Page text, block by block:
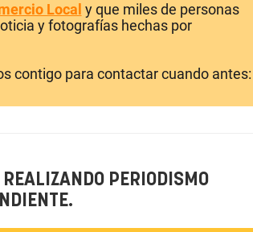
Local y que miles de personas
y fotografías hechas por
contigo para contactar cuando antes:
PERIODISMO